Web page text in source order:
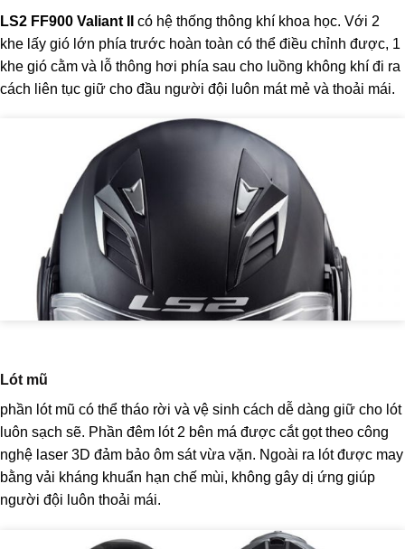
LS2 FF900 Valiant II có hệ thống thông khí khoa học. Với 2
khe lấy gió lớn phía trước hoàn toàn có thể điều chỉnh được, 1
khe gió cằm và lỗ thông hơi phía sau cho luồng không khí đi ra
cách liên tục giữ cho đầu người đội luôn mát mẻ và thoải mái.
Lót mũ
phần lót mũ có thể tháo rời và vệ sinh cách dễ dàng giữ cho lót
luôn sạch sẽ. Phần đêm lót 2 bên má được cắt gọt theo công
nghệ laser 3D đảm bảo ôm sát vừa vặn. Ngoài ra lót được may
bằng vải kháng khuẩn hạn chế mùi, không gây dị ứng giúp
người đội luôn thoải mái.